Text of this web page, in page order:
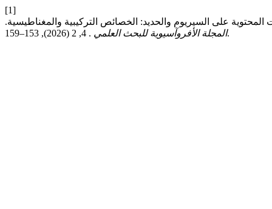
[1]
المجلة الأفروآسيوية للبحث العلمي. 4, 2 (2026), 153–159.